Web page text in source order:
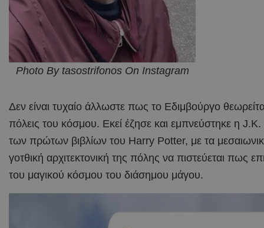
Photo By tasostrifonos On Instagram
Δεν είναι τυχαίο άλλωστε πως το Εδιμβούργο
πόλεις του κόσμου. Εκεί έζησε και εμπνεύστηκε η
των πρώτων βιβλίων του Harry Potter, με τα
γοτθική αρχιτεκτονική της πόλης να πιστεύεται πως
του μαγικού κόσμου του διάσημου μάγου.